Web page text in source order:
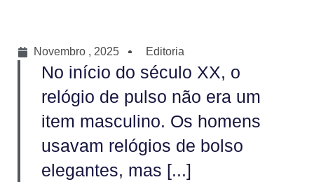
Novembro , 2025 Editoria
No início do século XX, o
relógio de pulso não era um
item masculino. Os homens
usavam relógios de bolso
elegantes, mas [...]